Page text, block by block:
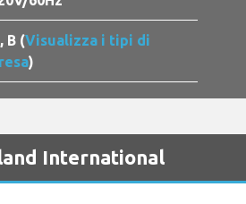
B (Visualizza i tipi di
)
International